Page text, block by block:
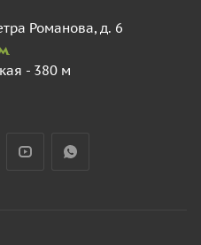
Романова, д. 6
- 380 м